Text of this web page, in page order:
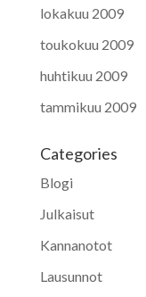
lokakuu 2009
toukokuu 2009
huhtikuu 2009
tammikuu 2009
Categories
Blogi
Julkaisut
Kannanotot
Lausunnot